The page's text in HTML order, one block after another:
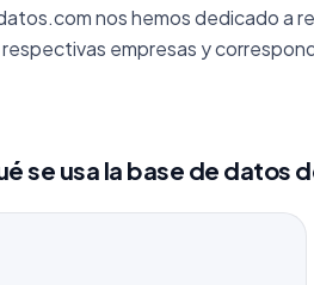
nos hemos dedicado a
empresas y
se usa la base de datos